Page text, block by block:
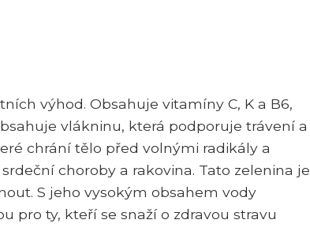
výhod. Obsahuje vitamíny C, K a B6,
vlákninu, která podporuje trávení a
chrání tělo před volnými radikály a
choroby a rakovina. Tato zelenina je
S jeho vysokým obsahem vody
pro ty, kteří se snaží o zdravou stravu